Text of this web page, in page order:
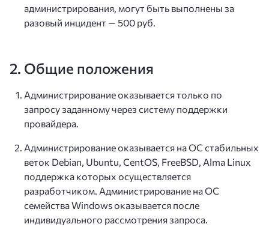
администрирования, могут быть выполнены за
разовый инцидент — 500 руб.
2. Общие положения
Администрирование оказывается только по
запросу заданному через систему поддержки
провайдера.
Администрирование оказывается на ОС стабильных
веток Debian, Ubuntu, CentOS, FreeBSD, Alma Linux
поддержка которых осуществляется
разработчиком. Администрирование на ОС
семейства Windows оказывается после
индивидуального рассмотрения запроса.